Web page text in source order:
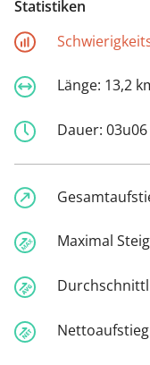
Statistiken
Länge: 13,2
Dauer: 03u06
Maximal